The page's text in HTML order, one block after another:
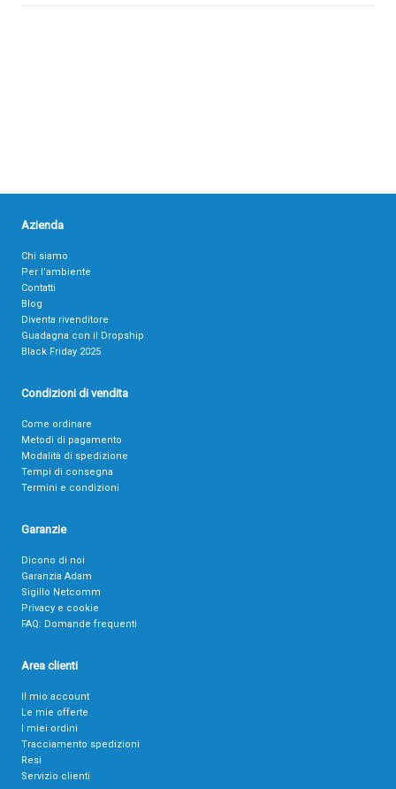
Azienda
Chi siamo
Per l’ambiente
Contatti
Blog
Diventa rivenditore
Guadagna con il Dropship
Black Friday 2025
Condizioni di vendita
Come ordinare
Metodi di pagamento
Modalità di spedizione
Tempi di consegna
Termini e condizioni
Garanzie
Dicono di noi
Garanzia Adam
Sigillo Netcomm
Privacy e cookie
FAQ: Domande frequenti
Area clienti
Il mio account
Le mie offerte
I miei ordini
Tracciamento spedizioni
Resi
Servizio clienti